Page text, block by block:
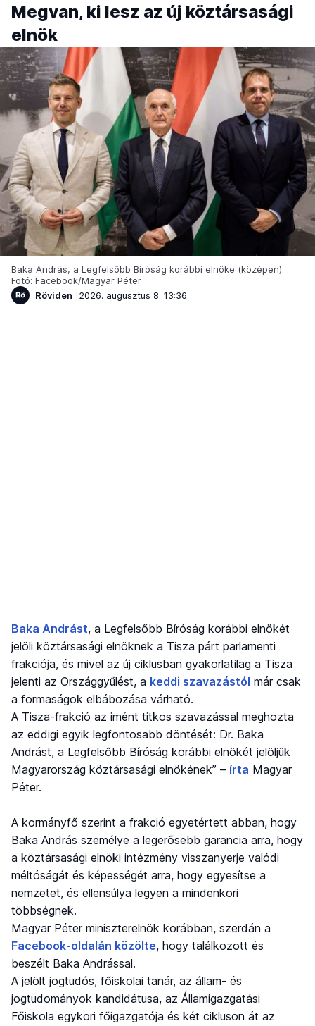
Megvan, ki lesz az új köztársasági
elnök
Baka András, a Legfelsőbb Bíróság korábbi elnöke (középen).
Fotó: Facebook/Magyar Péter
Röviden
2026. augusztus 8. 13:36
Baka Andrást, a Legfelsőbb Bíróság korábbi elnökét
jelöli köztársasági elnöknek a Tisza párt parlamenti
frakciója, és mivel az új ciklusban gyakorlatilag a Tisza
jelenti az Országgyűlést, a keddi szavazástól már csak
a formaságok elbábozása várható.
A Tisza-frakció az imént titkos szavazással meghozta
az eddigi egyik legfontosabb döntését: Dr. Baka
Andrást, a Legfelsőbb Bíróság korábbi elnökét jelöljük
Magyarország köztársasági elnökének” – írta Magyar
Péter.
A kormányfő szerint a frakció egyetértett abban, hogy
Baka András személye a legerősebb garancia arra, hogy
a köztársasági elnöki intézmény visszanyerje valódi
méltóságát és képességét arra, hogy egyesítse a
nemzetet, és ellensúlya legyen a mindenkori
többségnek.
Magyar Péter miniszterelnök korábban, szerdán a
Facebook-oldalán közölte, hogy találkozott és
beszélt Baka Andrással.
A jelölt jogtudós, főiskolai tanár, az állam- és
jogtudományok kandidátusa, az Államigazgatási
Főiskola egykori főigazgatója és két cikluson át az